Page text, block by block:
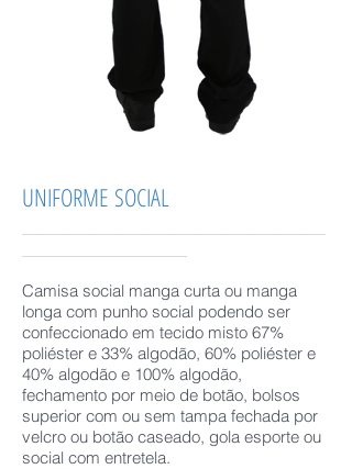
UNIFORME SOCIAL
Camisa social manga curta ou manga
longa com punho social podendo ser
confeccionado em tecido misto 67%
poliéster e 33% algodão, 60% poliéster e
40% algodão e 100% algodão,
fechamento por meio de botão, bolsos
superior com ou sem tampa fechada por
velcro ou botão caseado, gola esporte ou
social com entretela.